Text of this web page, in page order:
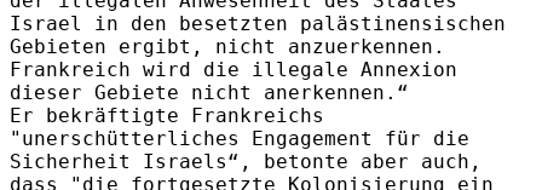
Israel in den besetzten palästinensischen
Gebieten ergibt, nicht anzuerkennen.
Frankreich wird die illegale Annexion
dieser Gebiete nicht anerkennen.“
Er bekräftigte Frankreichs
"unerschütterliches Engagement für die
Sicherheit Israels“, betonte aber auch,
dass "die fortgesetzte Kolonisierung ein